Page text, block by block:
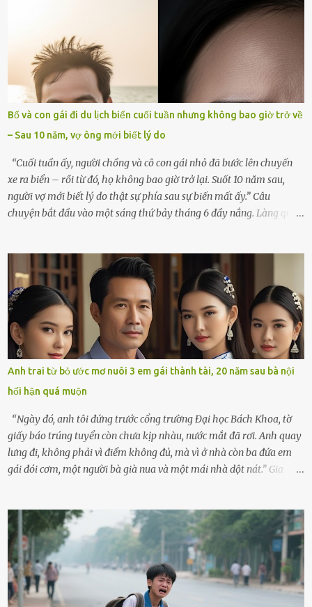
rơi vào khoảng trống vô tận, chẳng còn muốn làm gì ngoài việc
ngồi lặng lẽ nhớ về cô ấy. Nhưng cuộc sống không cho phép tôi mãi
chìm đắm trong đau khổ. Họ hàng, bạn bè và những người thân
thiết đã đến bên, giúp tôi tổ chức tang lễ chu toàn. Và hôm nay là
ngày giỗ đầu tiên của vợ, 49 ngày sau khi cô ấy rời xa tôi mãi
mãi.Buổi sáng hôm đó, sau khi cúng cơm xong, tôi quyết định lên
sắp xếp lại bàn thờ vợ. Mọi thứ vẫn như mọi ngày, nhưng có điều gì
đó kỳ lạ mà tôi không thể giải thích được. Trong khoảnh khắc tôi
cúi xuống lau chùi bát hương, một luồng gió lạ thoáng qua, khiến
tôi giật mình. Và rồi, một chuyện kinh...
Bố và con gái đi du lịch biển cuối tuần nhưng không bao giờ trở về
– Sau 10 năm, vợ ông mới biết lý do
“Cuối tuần ấy, người chồng và cô con gái nhỏ đã bước lên chuyến
xe ra biển – rồi từ đó, họ không bao giờ trở lại. Suốt 10 năm sau,
người vợ mới biết lý do thật sự phía sau sự biến mất ấy.” Câu
chuyện bắt đầu vào một sáng thứ bảy tháng 6 đầy nắng. Làng quê
không kém. Ông Minh, vốn là một người đàn ông điềm đạm, ít nói,
hôm ấy lại đặc biệt vui vẻ. Ông chuẩn bị hành lý cho chuyến đi biển
cùng cô con gái 8 tuổi tên Thảo. “Em ở nhà nghỉ ngơi nhé, anh đưa
con đi biển hai ngày, để nó được ngắm sóng, nghịch cát. Về chắc nó
sẽ kể cho em nghe cả tuần không hết chuyện.” – Ông Minh cười
hiền, vuốt tóc vợ. Bà Hạnh nhìn chồng và con gái ríu rít chuẩn bị mà
lòng cũng rộn ràng. Bà vốn ít có dịp đi xa vì còn bận buôn bán ở chợ,
nên lần này cũng đành ở nhà. Thảo ôm chầm lấy mẹ trước khi đi:
“Con sẽ nhặt thật nhiều vỏ sò cho mẹ nhé!” Chiếc xe khách lăn
bánh rời khỏi bến...
Anh trai từ bỏ ước mơ nuôi 3 em gái thành tài, 20 năm sau bà nội
hối hận quá muộn
“Ngày đó, anh tôi đứng trước cổng trường Đại học Bách Khoa, tờ
giấy báo trúng tuyển còn chưa kịp nhàu, nước mắt đã rơi. Anh quay
lưng đi, không phải vì điểm không đủ, mà vì ở nhà còn ba đứa em
gái đói cơm, một người bà già nua và một mái nhà dột nát.” Gia
có tin tức. Mọi gánh nặng đổ dồn lên đôi vai gầy guộc của bà nội –
cụ Nguyễn Thị Đào – và cậu con trai cả là Trí, lúc đó mới chỉ 17 tuổi.
Trí là học sinh giỏi toàn huyện, học lớp 12 nhưng đã biết làm ruộng,
làm thuê, biết đi cày thuê từ 4h sáng rồi lại tất tả về đi học. Người
trong làng thương lắm, bảo: “Thằng Trí học giỏi mà hiền, sau này
nên ông này bà nọ đó!” Trí có ba cô em gái: Mai, Lan và Hương – ba